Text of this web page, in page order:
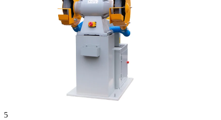
5